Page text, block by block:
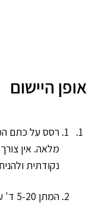
אופן היישום
רסס על כתם
מלאה. אין
נקודתית ולהניח